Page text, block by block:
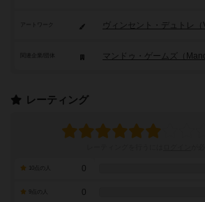
アートワーク ヴィンセント・デュトレ（
マンドゥ・ゲームズ（
レーティング
0
0